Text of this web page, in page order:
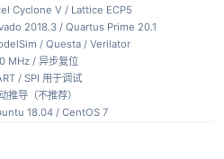
Cyclone V / Lattice ECP5
2018.3 / Quartus Prime 20.1
/ Questa / Verilator
MHz / 异步复位
/ SPI 用于调试
推导（不推荐）
18.04 / CentOS 7